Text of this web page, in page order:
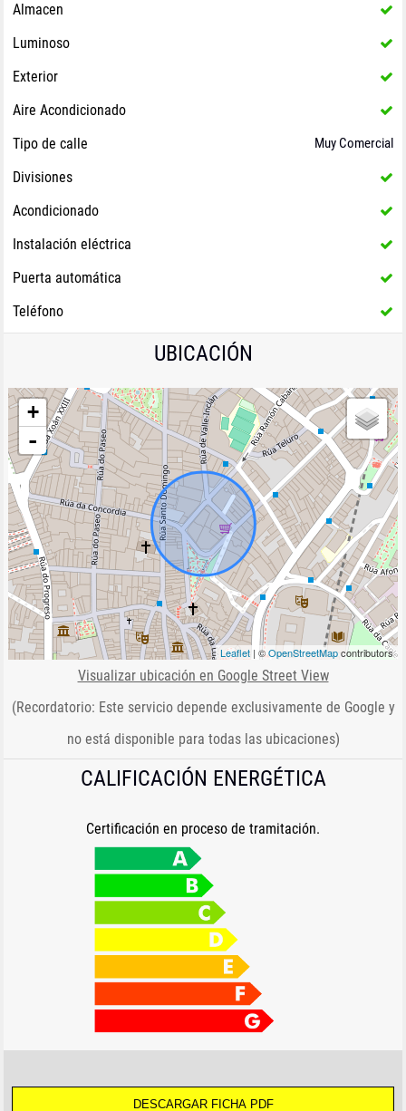
Almacen
Luminoso
Exterior
Aire Acondicionado
Tipo de calle
Muy Comercial
Divisiones
Acondicionado
Instalación eléctrica
Puerta automática
Teléfono
UBICACIÓN
+
-
Leaflet | ©OpenStreetMapcontributors
Visualizar ubicación en Google Street View
(Recordatorio: Este servicio depende exclusivamente de Google y
no está disponible para todas las ubicaciones)
CALIFICACIÓN ENERGÉTICA
Certificación en proceso de tramitación.